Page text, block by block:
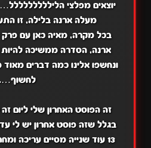
יוצאים מפלצי
מעלה ארנה בלילה, זו
ארנה, הסדרה ממשיכה להיות
ונחשפו אלינו כמה דברים מאוד
זה הפוסט האחרון שלי ליום
בגלל שזה פוסט אחרון יש לי